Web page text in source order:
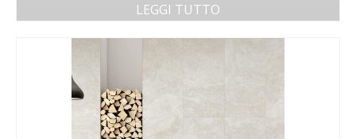
LEGGI TUTTO